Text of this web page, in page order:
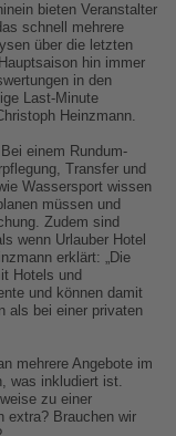
bieten Veranstalter
schnell mehrere
über die letzten
hin immer
in den
Last-Minute
Heinzmann.
einem Rundum-
Transfer und
Wassersport wissen
müssen und
Zudem sind
wenn Urlauber Hotel
erklärt: „Die
Hotels und
und können damit
als bei einer privaten
mehrere Angebote im
was inkludiert ist.
zu einer
extra? Brauchen wir